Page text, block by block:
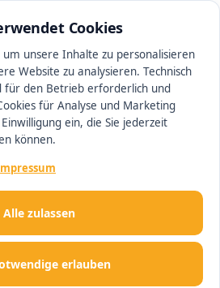
Cookies
unsere Inhalte zu personalisieren
Website zu analysieren. Technisch
für den Betrieb erforderlich und
für Analyse und Marketing
ein, die Sie jederzeit
können.
erlauben
Alle zulassen